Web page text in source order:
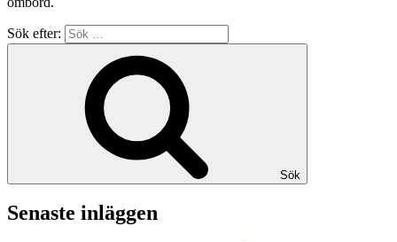
Sök efter:
Sök
Senaste inläggen